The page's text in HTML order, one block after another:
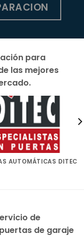
para
las mejores
AUTOMÁTICAS DITEC
de
de garaje